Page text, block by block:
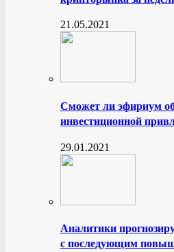
21.05.2021
Сможет ли эфириум
инвестиционной
29.01.2021
Аналитики
с последующим